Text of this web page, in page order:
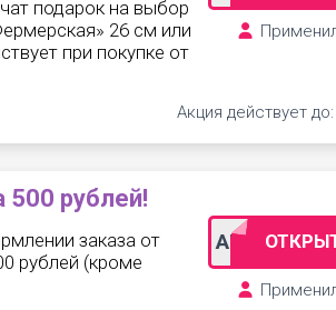
подарок на выбор
26 см или
при покупке от
Акция действует до:
рублей!
заказа от
рублей (кроме
ADM20368